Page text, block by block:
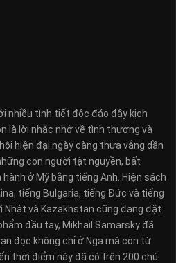
nhiều tình tiết độc đáo đầy kịch
là lời nhắc nhở về tình thương và
hiện đại ngày càng thưa vắng dần
con người tật nguyền, bất
ở Mỹ bằng tiếng Anh. Hiện sách
tiếng Bulgaria, tiếng Đức và tiếng
Nhật và Kazakhstan cũng đang đặt
đầu tay, Mikhail Samarsky đã
đọc không chỉ ở Nga mà còn từ
thời điểm này đã có trên 200 chú